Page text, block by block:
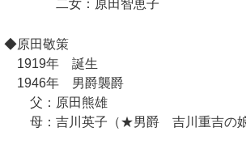
二女：原田智恵子
◆原田敬策
1919年 誕生
1946年 男爵襲爵
父：原田熊雄
母：吉川英子（★男爵 吉川重吉の娘